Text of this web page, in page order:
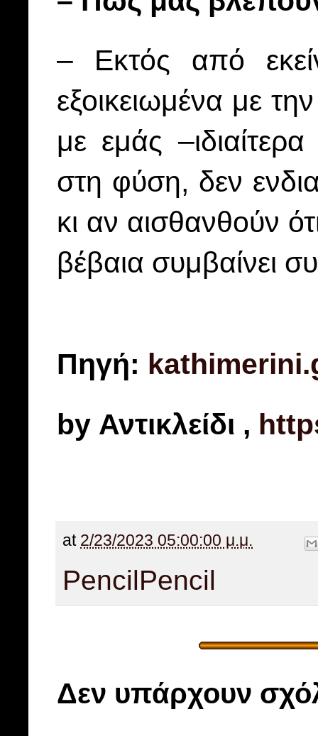
– Εκτός από
εξοικειωμένα με
με εμάς
στη φύση, δεν
κι αν αισθανθούν
βέβαια συμβαίνει
Πηγή:
by Αντικλείδι ,
at 2/23/2023 05:00:00 μ.μ.
PencilPencil
Δεν υπάρχουν